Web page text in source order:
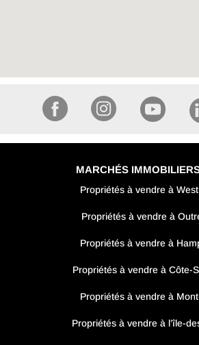
MARCHÉS
Propriétés à vendre à
Propriétés à vendre à
Propriétés à vendre à
Propriétés à vendre à Côte-
Propriétés à vendre à
Propriétés à vendre à l’île-